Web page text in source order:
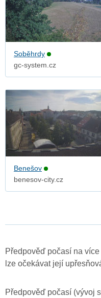
Soběhrdy
gc-system.cz
Benešov
benesov-city.cz
Předpověď počasí na
lze očekávat její
Předpověď počasí (vývoj